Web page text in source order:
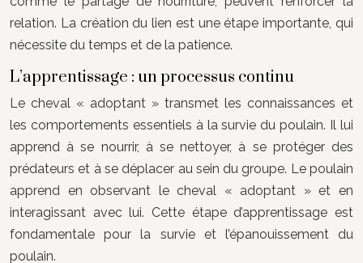
relation. La création du lien est une étape importante, qui
nécessite du temps et de la patience.
L’apprentissage : un processus continu
Le cheval « adoptant » transmet les connaissances et
les comportements essentiels à la survie du poulain. Il lui
apprend à se nourrir, à se nettoyer, à se protéger des
prédateurs et à se déplacer au sein du groupe. Le poulain
apprend en observant le cheval « adoptant » et en
interagissant avec lui. Cette étape d’apprentissage est
fondamentale pour la survie et l’épanouissement du
poulain.